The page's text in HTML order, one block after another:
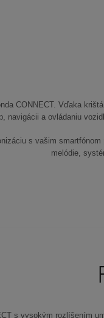
CONNECT. Vďaka
navigácii a ovládaniu
s vašim
melódie,
s vysokým rozlíšením